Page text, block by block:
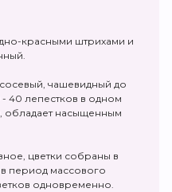
красными штрихами и
чашевидный до
40 лепестков в одном
обладает насыщенным
цветки собраны в
период массового
одновременно.